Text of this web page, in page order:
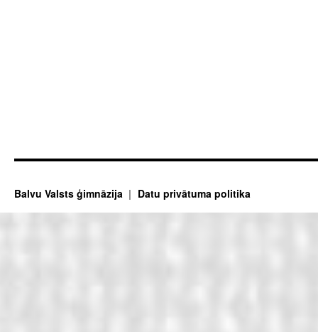
Balvu Valsts ģimnāzija Datu privātuma politika